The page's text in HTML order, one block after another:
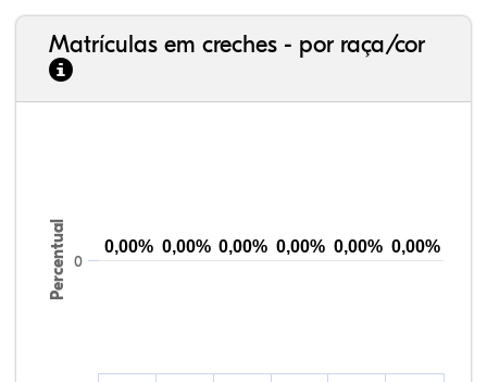
Matrículas em creches - por raça/cor
Percentual 0
0,00% 0,00% 0,00% 0,00% 0,00% 0,00%